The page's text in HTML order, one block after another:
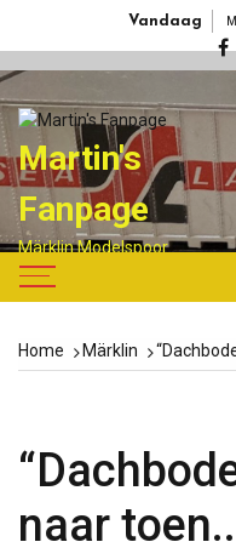
Vandaag
Martin's
Fanpage
Märklin Modelspoor
verzamelaar
Home Märklin
naar toen..